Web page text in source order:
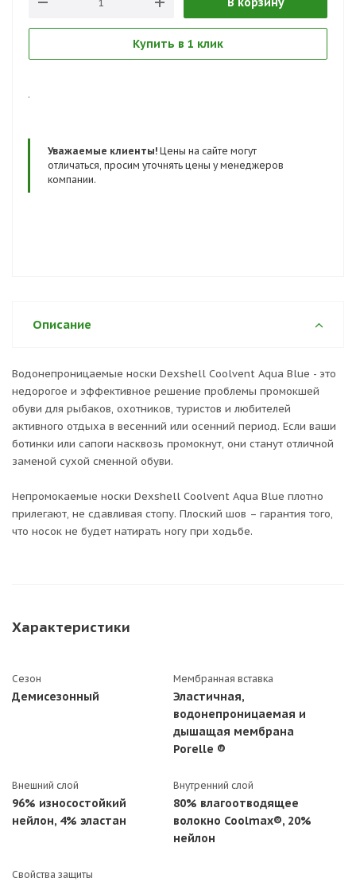
Купить в 1 клик
.
Уважаемые клиенты! Цены на сайте могут
отличаться, просим уточнять цены у менеджеров
компании.
Описание
Водонепроницаемые носки Dexshell Coolvent Aqua Blue - это
недорогое и эффективное решение проблемы промокшей
обуви для рыбаков, охотников, туристов и любителей
активного отдыха в весенний или осенний период. Если ваши
ботинки или сапоги насквозь промокнут, они станут отличной
заменой сухой сменной обуви.
Непромокаемые носки Dexshell Coolvent Aqua Blue плотно
прилегают, не сдавливая стопу. Плоский шов – гарантия того,
что носок не будет натирать ногу при ходьбе.
Характеристики
Сезон
Демисезонный
Мембранная вставка
Эластичная,
водонепроницаемая и
дышащая мембрана
Porelle ®
Внешний слой
96% износостойкий
нейлон, 4% эластан
Внутренний слой
80% влагоотводящее
волокно Coolmax®, 20%
нейлон
Свойства защиты